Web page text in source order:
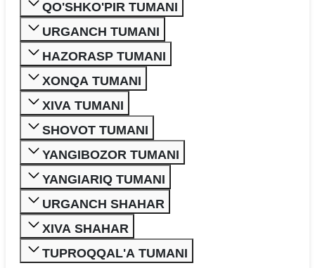
QO'SHKO'PIR TUMANI
URGANCH TUMANI
HAZORASP TUMANI
XONQA TUMANI
XIVA TUMANI
SHOVOT TUMANI
YANGIBOZOR TUMANI
YANGIARIQ TUMANI
URGANCH SHAHAR
XIVA SHAHAR
TUPROQQAL'A TUMANI